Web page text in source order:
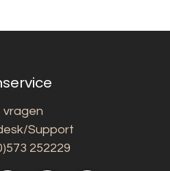
vragen
Support
252229